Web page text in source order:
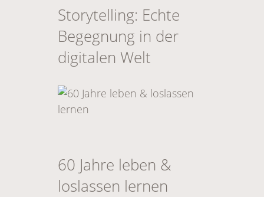
Storytelling: Echte
Begegnung in der
digitalen Welt
60 Jahre leben &
loslassen lernen